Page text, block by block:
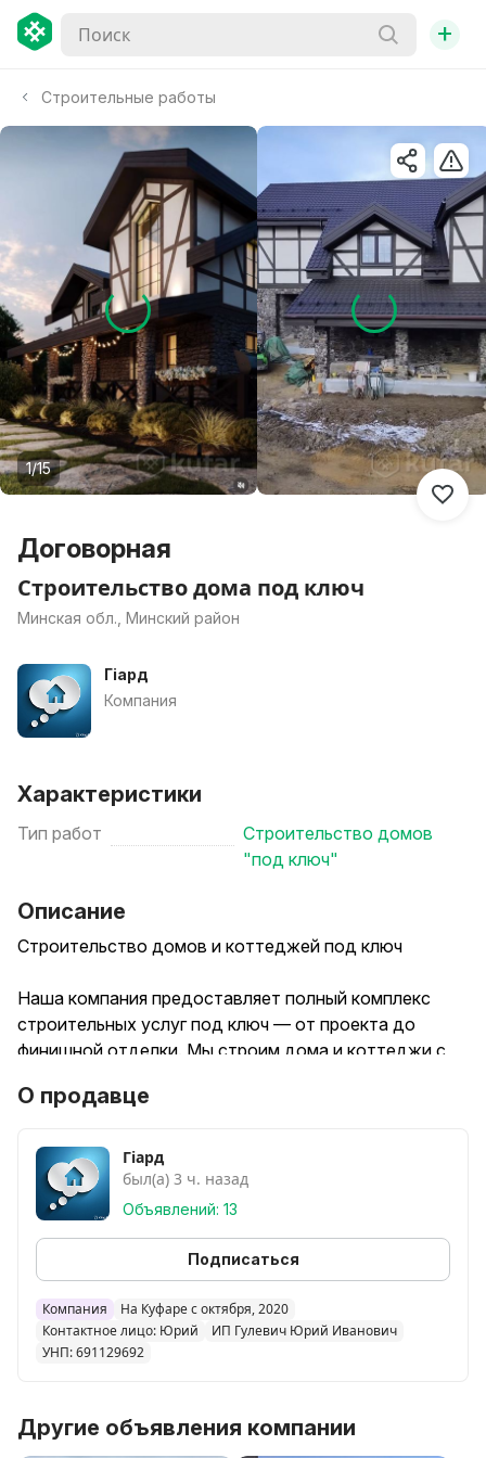
+
Строительные работы
1/15
Договорная
Строительство дома под ключ
Минская обл., Минский район
Гіард
Компания
Характеристики
Тип работ
Строительство домов
"под ключ"
Описание
Строительство домов и коттеджей под ключ
Наша компания предоставляет полный комплекс
строительных услуг под ключ — от проекта до
финишной отделки. Мы строим дома и коттеджи с
заказчика.
Что входит в услугу "под ключ":
Подготовка участка и геодезия.
Устройство фундамента (ленточный, плитный,
Возведение стен (газобетон, керамзит, кирпич,
монолит).
Монтаж перекрытий и кровли.
Утепление, паро- и гидроизоляция.
канализация).
Внешняя и внутренняя отделка.
О продавце
Гіард
был(а) 3 ч. назад
Объявлений: 13
Подписаться
Компания
На Куфаре с октября, 2020
Контактное лицо: Юрий
ИП Гулевич Юрий Иванович
УНП: 691129692
Другие объявления компании